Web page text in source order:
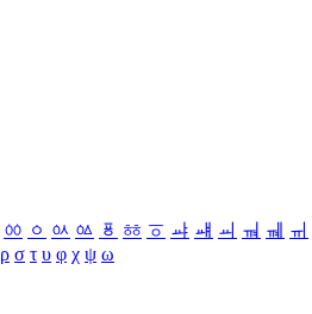
ㆀ ㆁ ㆂ ㆃ ㆄ ㆅ ㆆ ㆇ ㆈ ㆉ ㆊ ㆋ ㆌ
ρ σ τ υ φ χ ψ ω